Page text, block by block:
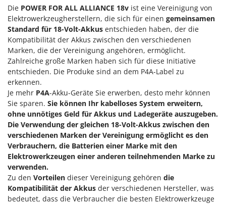
Novital
NuAir
NuovaFac
O
Officine Savioli
Oliviero
Olix
OMA
Omas
Ompagrill
Ooni
Oriental Koshin
Outdoorchef
Die POWER FOR ALL ALLIANCE 18v ist eine Vereinigung von
Elektrowerkzeugherstellern, die sich für einen gemeinsamen
Standard für 18-Volt-Akkus entschieden haben, der die
Kompatibilität der Akkus zwischen den verschiedenen
Marken, die der Vereinigung angehören, ermöglicht.
Zahlreiche große Marken haben sich für diese Initiative
entschieden. Die Produke sind an dem P4A-Label zu
erkennen.
Je mehr P4A-Akku-Geräte Sie erwerben, desto mehr können
Sie sparen. Sie können Ihr kabelloses System erweitern,
ohne unnötiges Geld für Akkus und Ladegeräte auszugeben.
Die Verwendung der gleichen 18-Volt-Akkus zwischen den
verschiedenen Marken der Vereinigung ermöglicht es den
Verbrauchern, die Batterien einer Marke mit den
Elektrowerkzeugen einer anderen teilnehmenden Marke zu
verwenden.
Zu den Vorteilen dieser Vereinigung gehören die
Kompatibilität der Akkus der verschiedenen Hersteller, was
bedeutet, dass die Verbraucher die besten Elektrowerkzeuge